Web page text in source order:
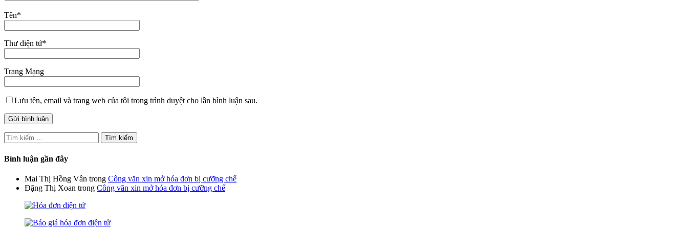
Tên*
Thư điện tử*
Trang Mạng
Lưu tên, email và trang web của tôi trong trình duyệt cho lần bình luận sau.
Tìm
kiếm
cho:
Bình luận gần đây
Mai Thị Hồng Vân trong Công văn xin mở hóa đơn bị cưỡng chế
Đặng Thị Xoan trong Công văn xin mở hóa đơn bị cưỡng chế